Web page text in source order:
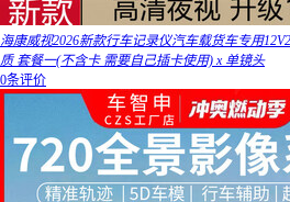
海康威视2026新款行车记录仪汽车载货车专用
质 套餐一(不含卡 需要自己插卡使用) x 单镜头
0条评价